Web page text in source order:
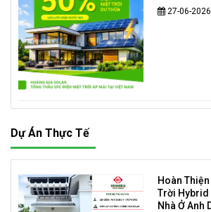
27-06-2026
Dự Án Thực Tế
Hoàn
Trời Hybrid
Nhà Ở Anh